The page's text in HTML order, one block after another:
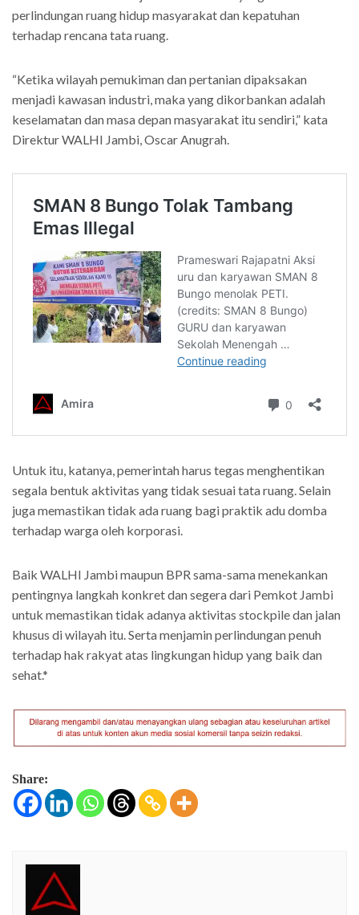
perlindungan ruang hidup masyarakat dan kepatuhan
terhadap rencana tata ruang.
“Ketika wilayah pemukiman dan pertanian dipaksakan
menjadi kawasan industri, maka yang dikorbankan adalah
keselamatan dan masa depan masyarakat itu sendiri,” kata
Direktur WALHI Jambi, Oscar Anugrah.
Untuk itu, katanya, pemerintah harus tegas menghentikan
segala bentuk aktivitas yang tidak sesuai tata ruang. Selain
juga memastikan tidak ada ruang bagi praktik adu domba
terhadap warga oleh korporasi.
Baik WALHI Jambi maupun BPR sama-sama menekankan
pentingnya langkah konkret dan segera dari Pemkot Jambi
untuk memastikan tidak adanya aktivitas stockpile dan jalan
khusus di wilayah itu. Serta menjamin perlindungan penuh
terhadap hak rakyat atas lingkungan hidup yang baik dan
sehat.*
Share: